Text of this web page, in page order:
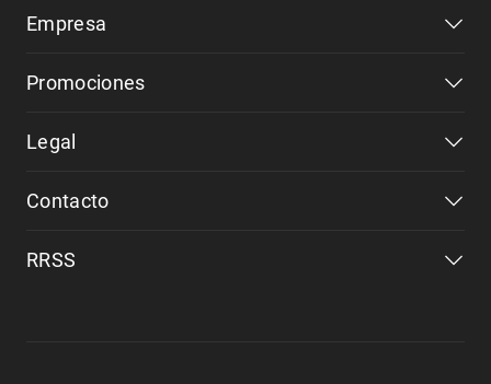
Empresa
Promociones
Legal
Contacto
RRSS